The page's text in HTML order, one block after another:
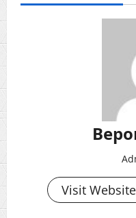
Visit Website